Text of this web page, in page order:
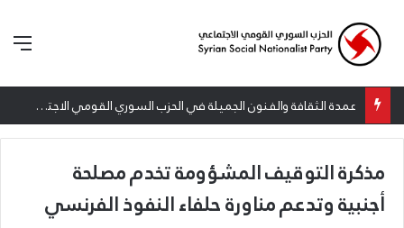
عمدة الثقافة والفنون الجميلة في الحزب السوري القومي الاجتماعي تعلن نتائج الدورة الخامسة من جائزة أنطون سعاده الأدبية
مذكرة التوقيف المشؤومة تخدم مصلحة
أجنبية وتدعم مناورة حلفاء النفوذ الفرنسي